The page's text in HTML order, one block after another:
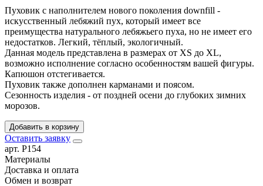
Пуховик с наполнителем нового поколения downfill -
искусственный лебяжий пух, который имеет все
преимущества натурального лебяжьего пуха, но не имеет его
недостатков. Легкий, тёплый, экологичный.
Данная модель представлена в размерах от XS до XL,
возможно исполнение согласно особенностям вашей фигуры.
Капюшон отстегивается.
Пуховик также дополнен карманами и поясом.
Сезонность изделия - от поздней осени до глубоких зимних
морозов.
Добавить в корзину
Оставить заявку
арт. Р154
Материалы
Доставка и оплата
Обмен и возврат